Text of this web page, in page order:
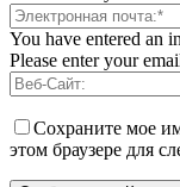
You have entered an
Please enter your
Сохраните мое
этом браузере для